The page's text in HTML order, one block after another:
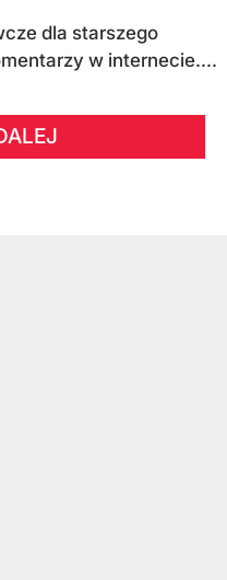
dla starszego
w internecie....